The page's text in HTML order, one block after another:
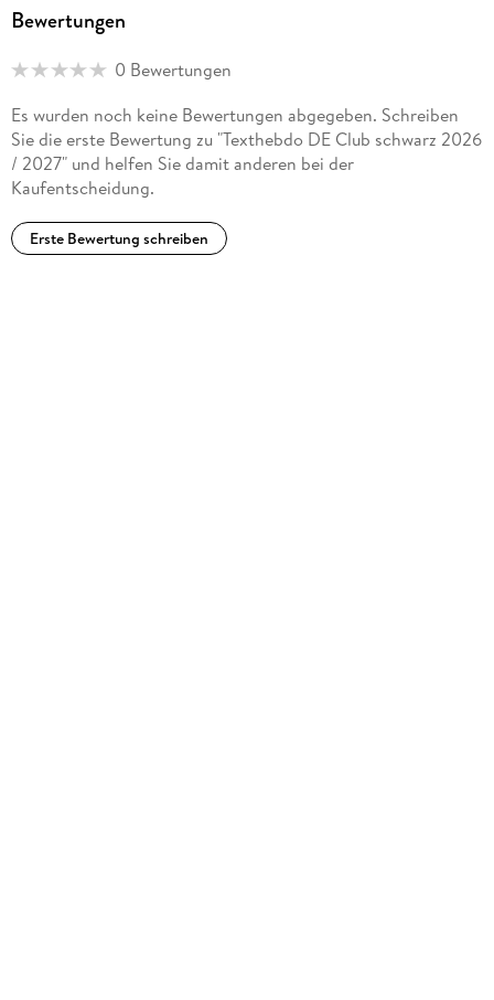
Bewertungen
0 Bewertungen
Es wurden noch keine Bewertungen abgegeben. Schreiben
Sie die erste Bewertung zu "Texthebdo DE Club schwarz 2026
/ 2027" und helfen Sie damit anderen bei der
Kaufentscheidung.
Erste Bewertung schreiben